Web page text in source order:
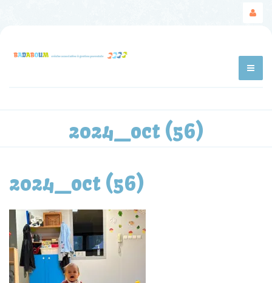
2024_oct (56)
2024_oct (56)